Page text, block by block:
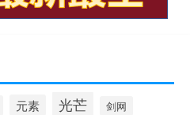
元素 光芒 剑网